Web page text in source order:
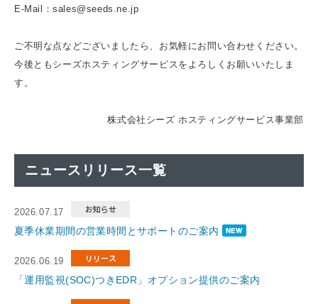
E-Mail：sales@seeds.ne.jp
ご不明な点などございましたら、お気軽にお問い合わせください。
今後ともシーズホスティングサービスをよろしくお願いいたしま
す。
株式会社シーズ ホスティングサービス事業部
ニュースリリース一覧
2026.07.17
夏季休業期間の営業時間とサポートのご案内
2026.06.19
「運用監視(SOC)つきEDR」オプション提供のご案内